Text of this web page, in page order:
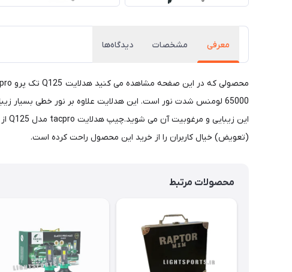
معرفی مشخصات دیدگاه‌ها
65000 لومنس شدت نور است. این هدلایت علاوه بر نور خطی
(تعویض) خیال کاربران را از خرید این محصول راحت کرده است.
محصولات مرتبط